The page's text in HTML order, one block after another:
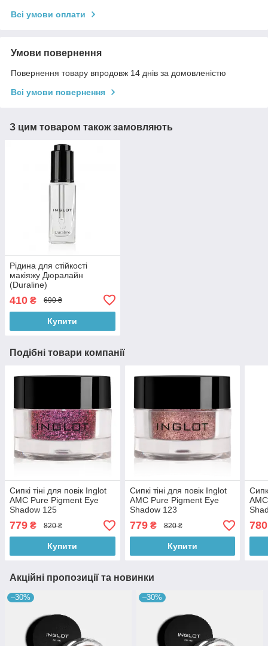
Всі умови оплати
Умови повернення
Повернення товару впродовж 14 днів за домовленістю
Всі умови повернення
З цим товаром також замовляють
Рідина для стійкості
макіяжу Дюралайн
(Duraline)
410 ₴ 690 ₴
Купити
Подібні товари компанії
Сипкі тіні для повік Inglot
AMC Pure Pigment Eye
Shadow 125
779 ₴ 820 ₴
Купити
Сипкі тіні для повік Inglot
AMC Pure Pigment Eye
Shadow 123
779₴ 820 ₴
Купити
780
Акційні пропозиції та новинки
–30% –30%